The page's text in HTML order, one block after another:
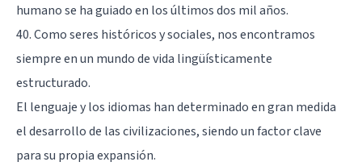
humano se ha guiado en los últimos dos mil años.
40. Como seres históricos y sociales, nos encontramos
siempre en un mundo de vida lingüísticamente
estructurado.
El lenguaje y los idiomas han determinado en gran medida
el desarrollo de las civilizaciones, siendo un factor clave
para su propia expansión.